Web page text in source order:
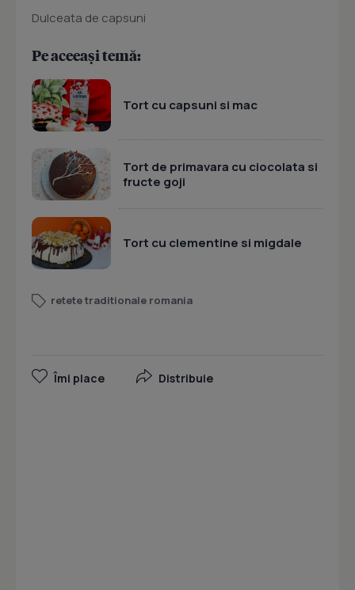
Dulceata de capsuni
Pe aceeași temă:
Tort cu capsuni si mac
Tort de primavara cu ciocolata si
fructe goji
Tort cu clementine si migdale
retete traditionale romania
Îmi place Distribuie